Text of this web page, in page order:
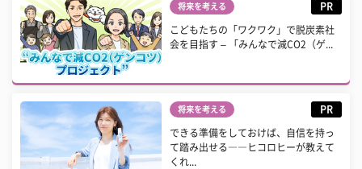
将来を考える PR
こどもたちの「ワクワク」で脱炭素社
会を目指す – 「みんなで減CO2（ゲ...
将来を考える PR
できる準備をしておけば、自信を持っ
て踏み出せる――ヒコロヒーが教えて
くれ...